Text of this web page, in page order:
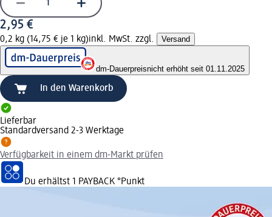
2,95 €
0,2 kg (14,75 € je 1 kg)inkl. MwSt. zzgl. Versand
dm-Dauerpreisnicht erhöht seit 01.11.2025
In den Warenkorb
Lieferbar
Standardversand 2-3 Werktage
Verfügbarkeit in einem dm-Markt prüfen
Du erhältst 1 PAYBACK °Punkt